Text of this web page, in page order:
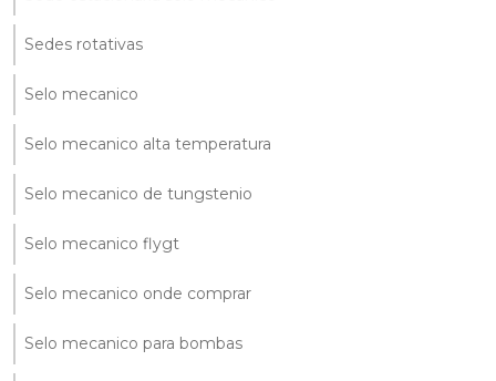
Sedes rotativas
Selo mecanico
Selo mecanico alta temperatura
Selo mecanico de tungstenio
Selo mecanico flygt
Selo mecanico onde comprar
Selo mecanico para bombas